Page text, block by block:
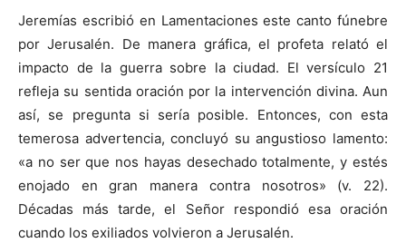
Jeremías escribió en Lamentaciones este canto fúnebre
por Jerusalén. De manera gráfica, el profeta relató el
impacto de la guerra sobre la ciudad. El versículo 21
refleja su sentida oración por la intervención divina. Aun
así, se pregunta si sería posible. Entonces, con esta
temerosa advertencia, concluyó su angustioso lamento:
«a no ser que nos hayas desechado totalmente, y estés
enojado en gran manera contra nosotros» (v. 22).
Décadas más tarde, el Señor respondió esa oración
cuando los exiliados volvieron a Jerusalén.